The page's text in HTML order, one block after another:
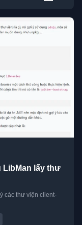
LibMan lấy thư
các thư viện client-